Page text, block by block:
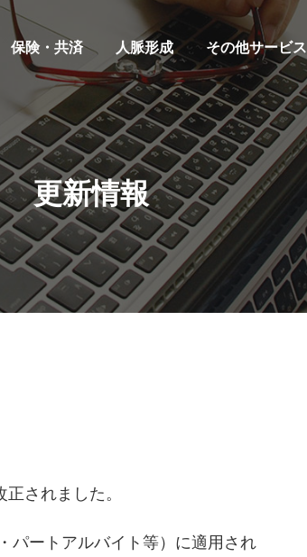
保険・共済 人脈形成 その他サービス
更新情報
されました。
パートアルバイト等）に適用され